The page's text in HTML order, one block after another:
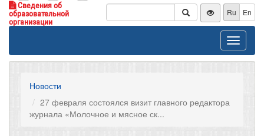
Сведения об
образовательной
организации
Ru En
Toggle
Новости
27 февраля состоялся визит главного редактора
журнала «Молочное и мясное ск...